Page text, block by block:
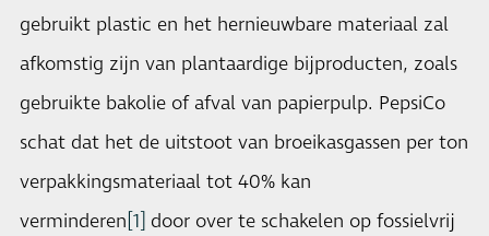
gebruikt plastic en het hernieuwbare materiaal zal
afkomstig zijn van plantaardige bijproducten, zoals
gebruikte bakolie of afval van papierpulp. PepsiCo
schat dat het de uitstoot van broeikasgassen per ton
verpakkingsmateriaal tot 40% kan
verminderen [1] door over te schakelen op fossielvrij